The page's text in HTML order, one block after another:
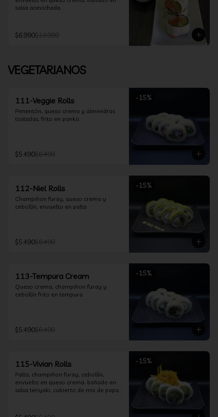
salsa acevichada.
$6.990$10.990
VEGETARIANOS
-15%
111-Veggie Rolls
Pimentón, queso crema y almendras
tostadas, frito en panko.
$5.490$6.490
-15%
112-Niel Rolls
Champiñon furay, queso crema y
cebollín, envuelto en palta
$5.490$6.490
-15%
113-Tempura Cream
Queso crema, champiñon furay y
cebollín frito en tempura.
$5.490$6.490
-15%
115-Vivian Rolls
Palta, champiñon furay, cebollín,
envuelto en queso crema, bañado en
salsa teriyaki, cubierto de mix de papas